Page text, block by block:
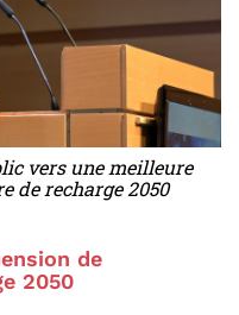
vers une meilleure
de recharge 2050
de
2050